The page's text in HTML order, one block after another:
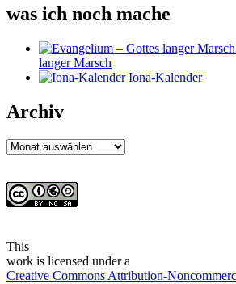
was ich noch mache
langer Marsch
Iona-Kalender
Archiv
Archiv
This
work is licensed under a
Creative Commons Attribution-